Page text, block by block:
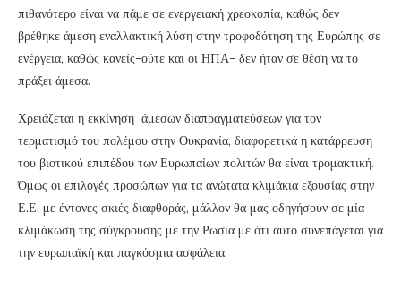
πιθανότερο είναι να πάμε σε ενεργειακή χρεοκοπία, καθώς δεν
βρέθηκε άμεση εναλλακτική λύση στην τροφοδότηση της Ευρώπης σε
ενέργεια, καθώς κανείς-ούτε και οι ΗΠΑ- δεν ήταν σε θέση να το
πράξει άμεσα.
Χρειάζεται η εκκίνηση άμεσων διαπραγματεύσεων για τον
τερματισμό του πολέμου στην Ουκρανία, διαφορετικά η κατάρρευση
του βιοτικού επιπέδου των Ευρωπαίων πολιτών θα είναι τρομακτική.
Όμως οι επιλογές προσώπων για τα ανώτατα κλιμάκια εξουσίας στην
Ε.Ε. με έντονες σκιές διαφθοράς, μάλλον θα μας οδηγήσουν σε μία
κλιμάκωση της σύγκρουσης με την Ρωσία με ότι αυτό συνεπάγεται για
την ευρωπαϊκή και παγκόσμια ασφάλεια.